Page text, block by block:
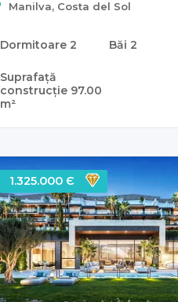
Manilva, Costa del Sol
Dormitoare 2 Băi 2
Suprafață
construcție 97.00
m²
1.325.000 Є